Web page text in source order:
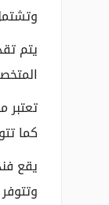
يتم
تعتبر
كما